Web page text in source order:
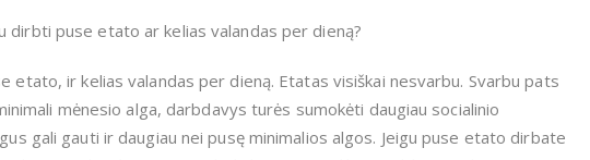
dirbti puse etato ar kelias valandas per dieną?
etato, ir kelias valandas per dieną. Etatas visiškai nesvarbu. Svarbu pats
mėnesio alga, darbdavys turės sumokėti daugiau socialinio
gali gauti ir daugiau nei pusę minimalios algos. Jeigu puse etato dirbate